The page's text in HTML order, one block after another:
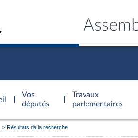
Vos
députés
Travaux
parlementaires
Résultats de la recherche